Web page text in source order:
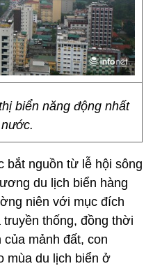
biển năng động nhất
bắt nguồn từ lễ hội sông
du lịch biển hàng
niên với mục đích
thống, đồng thời
mảnh đất, con
mùa du lịch biển ở